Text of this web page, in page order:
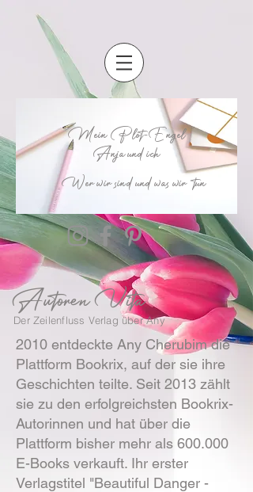
Mein Plot-Engel
Anja und ich
Wer wir sind und was wir tun
Autoren Vita
Der Zeilenfluss Verlag über Any
2010 entdeckte Any Cherubim die
Plattform Bookrix, auf der sie ihre
Geschichten teilte. Seit 2013 zählt
sie zu den erfolgreichsten Bookrix-
Autorinnen und hat über die
Plattform bisher mehr als 600.000
E-Books verkauft. Ihr erster
Verlagstitel "Beautiful Danger -